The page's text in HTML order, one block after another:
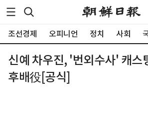
조선경제 오피니언 정치 사회
신예 차우진, '번외수사' 캐스
후배役[공식]